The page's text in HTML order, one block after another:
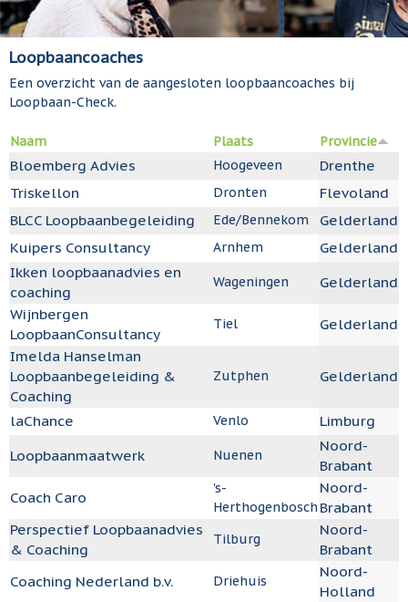
Loopbaancoaches
Een overzicht van de aangesloten loopbaancoaches bij
Loopbaan-Check.
Naam Plaats Provincie
Bloemberg Advies Hoogeveen
Drenthe
Triskellon
Dronten
Flevoland
BLCC Loopbaanbegeleiding
Ede/Bennekom
Gelderland
Kuipers Consultancy
Arnhem
Gelderland
Ikken loopbaanadvies en
coaching
Wageningen
Gelderland
Wijnbergen
LoopbaanConsultancy
Tiel
Gelderland
Imelda Hanselman
Loopbaanbegeleiding &
Coaching
Zutphen Gelderland
laChance Venlo
Limburg
Loopbaanmaatwerk
Nuenen
Noord-
Brabant
Coach Caro
's-
Herthogenbosch
Noord-
Brabant
Perspectief Loopbaanadvies
& Coaching
Tilburg
Noord-
Brabant
Coaching Nederland b.v.
Driehuis
Noord-
Holland